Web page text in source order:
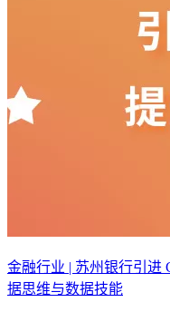
金融行业 | 苏州银行引进
据思维与数据技能